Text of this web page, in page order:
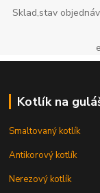
Sklad,stav
Kotlík na
Smaltovaný kotlík
Antikorový kotlík
Nerezový kotlík